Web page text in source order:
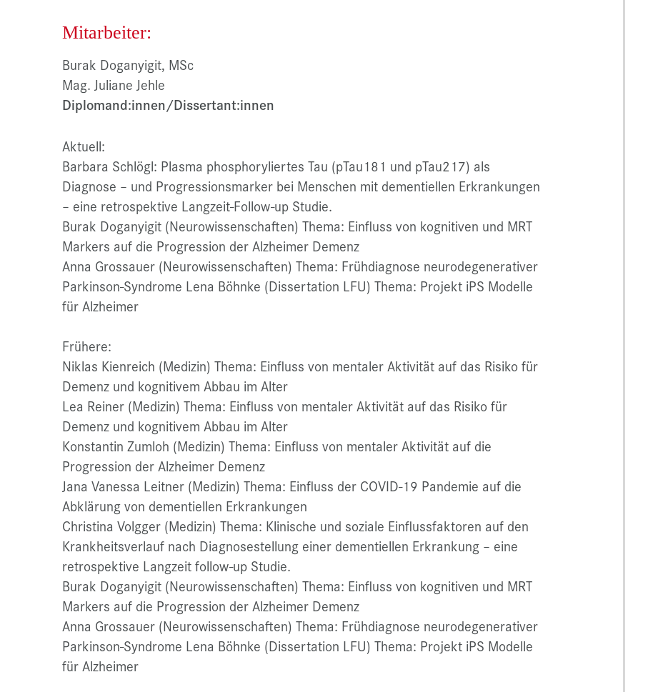
Mitarbeiter:
Burak Doganyigit, MSc
Mag. Juliane Jehle
Diplomand:innen/Dissertant:innen
Aktuell:
Barbara Schlögl: Plasma phosphoryliertes Tau (pTau181 und pTau217) als
Diagnose – und Progressionsmarker bei Menschen mit dementiellen Erkrankungen
– eine retrospektive Langzeit-Follow-up Studie.
Burak Doganyigit (Neurowissenschaften) Thema: Einfluss von kognitiven und MRT
Markers auf die Progression der Alzheimer Demenz
Anna Grossauer (Neurowissenschaften) Thema: Frühdiagnose neurodegenerativer
Parkinson-Syndrome Lena Böhnke (Dissertation LFU) Thema: Projekt iPS Modelle
für Alzheimer
Frühere:
Niklas Kienreich (Medizin) Thema: Einfluss von mentaler Aktivität auf das Risiko für
Demenz und kognitivem Abbau im Alter
Lea Reiner (Medizin) Thema: Einfluss von mentaler Aktivität auf das Risiko für
Demenz und kognitivem Abbau im Alter
Konstantin Zumloh (Medizin) Thema: Einfluss von mentaler Aktivität auf die
Progression der Alzheimer Demenz
Jana Vanessa Leitner (Medizin) Thema: Einfluss der COVID-19 Pandemie auf die
Abklärung von dementiellen Erkrankungen
Christina Volgger (Medizin) Thema: Klinische und soziale Einflussfaktoren auf den
Krankheitsverlauf nach Diagnosestellung einer dementiellen Erkrankung – eine
retrospektive Langzeit follow-up Studie.
Burak Doganyigit (Neurowissenschaften) Thema: Einfluss von kognitiven und MRT
Markers auf die Progression der Alzheimer Demenz
Anna Grossauer (Neurowissenschaften) Thema: Frühdiagnose neurodegenerativer
Parkinson-Syndrome Lena Böhnke (Dissertation LFU) Thema: Projekt iPS Modelle
für Alzheimer